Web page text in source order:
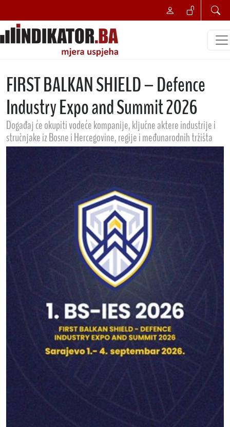
FIRST BALKAN SHIELD – Defence
Industry Expo and Summit 2026
Događaj će okupiti vodeće kompanije, ključne aktere industrije i
stručnjake iz Bosne i Hercegovine, regije i međunarodnih tržišta